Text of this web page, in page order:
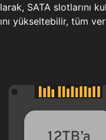
SATA slotlarını
yükseltebilir, tüm